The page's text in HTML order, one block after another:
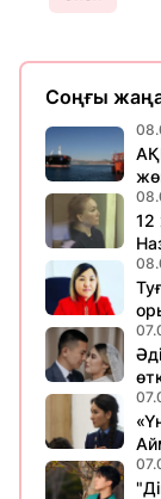
Соңғы
12